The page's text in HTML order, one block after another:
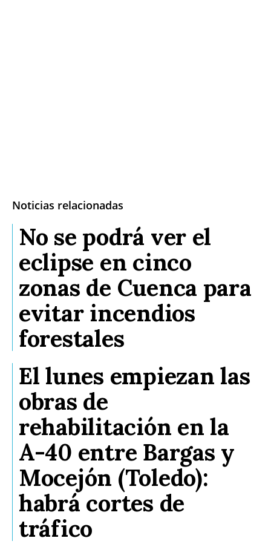
Noticias relacionadas
No se podrá ver el
eclipse en cinco
zonas de Cuenca para
evitar incendios
forestales
El lunes empiezan las
obras de
rehabilitación en la
A-40 entre Bargas y
Mocejón (Toledo):
habrá cortes de
tráfico